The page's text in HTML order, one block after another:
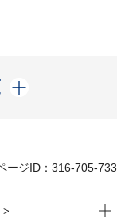
ージID：316-705-733
現在